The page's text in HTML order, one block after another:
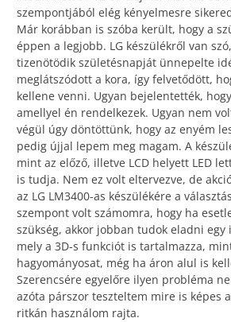
szempontjából elég kényelmesre
Már korábban is szóba került, hogy a
éppen a legjobb. LG készülékről van
tizenötödik születésnapját ünnepelte
meglátszódott a kora, így felvetődött,
kellene venni. Ugyan bejelentették,
amellyel én rendelkezek. Ugyan nem
végül úgy döntöttünk, hogy az enyém
pedig újjal lepem meg magam. A
mint az előző, illetve LCD helyett LED
is tudja. Nem ez volt eltervezve, de
az LG LM3400-as készülékére a
szempont volt számomra, hogy ha
szükség, akkor jobban tudok eladni egy
mely a 3D-s funkciót is tartalmazza,
hagyományosat, még ha áron alul is
Szerencsére egyelőre ilyen probléma
azóta párszor teszteltem mire is képes
ritkán használom rajta.